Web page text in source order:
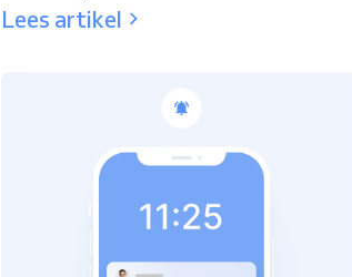
Lees artikel